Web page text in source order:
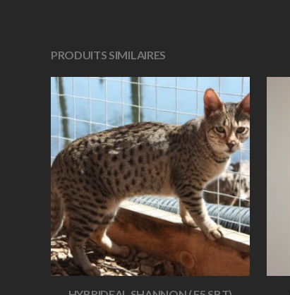
PRODUITS SIMILAIRES